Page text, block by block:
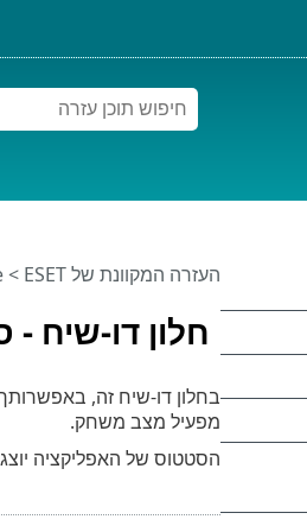
חלון דו-שיח
העזרה המקוונת של ESET >
בחלון דו-שיח זה,
מפעיל מצב משחק.
הסטטוס של האפליקציה